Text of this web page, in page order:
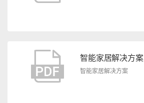
智能家居解决方案
智能家居解决方案